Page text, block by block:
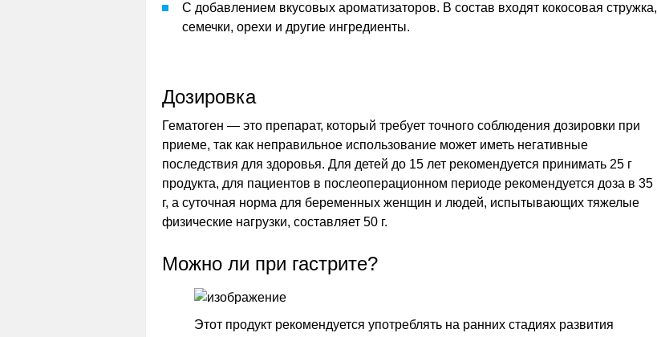
С добавлением вкусовых ароматизаторов. В состав входят кокосовая стружка,
семечки, орехи и другие ингредиенты.
Дозировка
Гематоген — это препарат, который требует точного соблюдения дозировки при
приеме, так как неправильное использование может иметь негативные
последствия для здоровья. Для детей до 15 лет рекомендуется принимать 25 г
продукта, для пациентов в послеоперационном периоде рекомендуется доза в 35
г, а суточная норма для беременных женщин и людей, испытывающих тяжелые
физические нагрузки, составляет 50 г.
Можно ли при гастрите?
Этот продукт рекомендуется употреблять на ранних стадиях развития